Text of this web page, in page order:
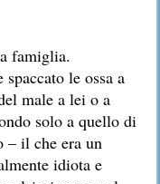
famiglia.
le ossa a
male a lei o a
solo a quello di
– il che era un
idiota e